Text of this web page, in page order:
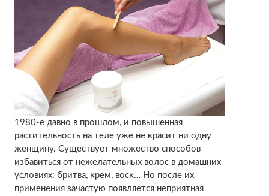
1980-е давно в прошлом, и повышенная
растительность на теле уже не красит ни одну
женщину. Существует множество способов
избавиться от нежелательных волос в домашних
условиях: бритва, крем, воск… Но после их
применения зачастую появляется неприятная